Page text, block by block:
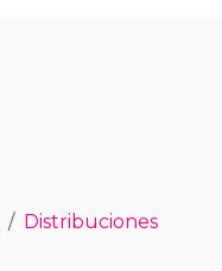
Distribuciones